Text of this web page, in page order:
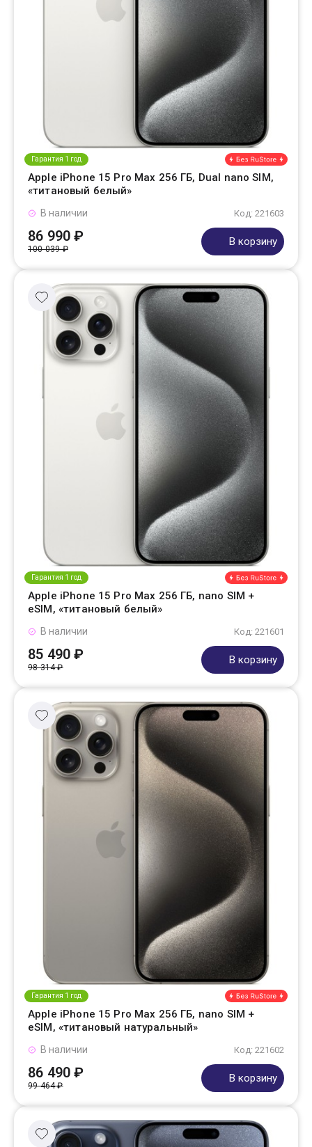
Гарантия 1 год
Apple iPhone 15 Pro Max 256 ГБ, Dual nano SIM,
«титановый белый»
Код: 221603
В наличии
86 990 ₽
100 039 ₽
В корзину
Гарантия 1 год
Apple iPhone 15 Pro Max 256 ГБ, nano SIM +
eSIM, «титановый белый»
Код: 221601
В наличии
85 490 ₽
98 314 ₽
В корзину
Гарантия 1 год
Apple iPhone 15 Pro Max 256 ГБ, nano SIM +
eSIM, «титановый натуральный»
Код: 221602
В наличии
86 490 ₽
99 464 ₽
В корзину